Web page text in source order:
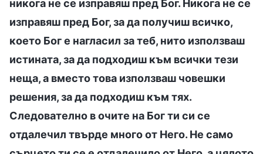
никога не се изправяш пред Бог. Никога не се
изправяш пред Бог, за да получиш всичко,
което Бог е нагласил за теб, нито използваш
истината, за да подходиш към всички тези
неща, а вместо това използваш човешки
решения, за да подходиш към тях.
Следователно в очите на Бог ти си се
отдалечил твърде много от Него. Не само